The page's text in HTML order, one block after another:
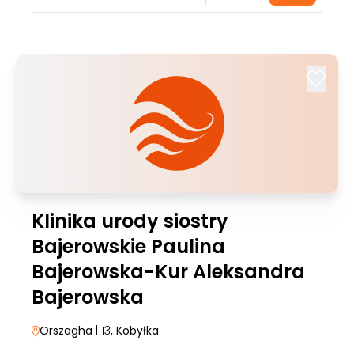
Klinika urody siostry
Bajerowskie Paulina
Bajerowska-Kur Aleksandra
Bajerowska
Orszagha | 13, Kobyłka